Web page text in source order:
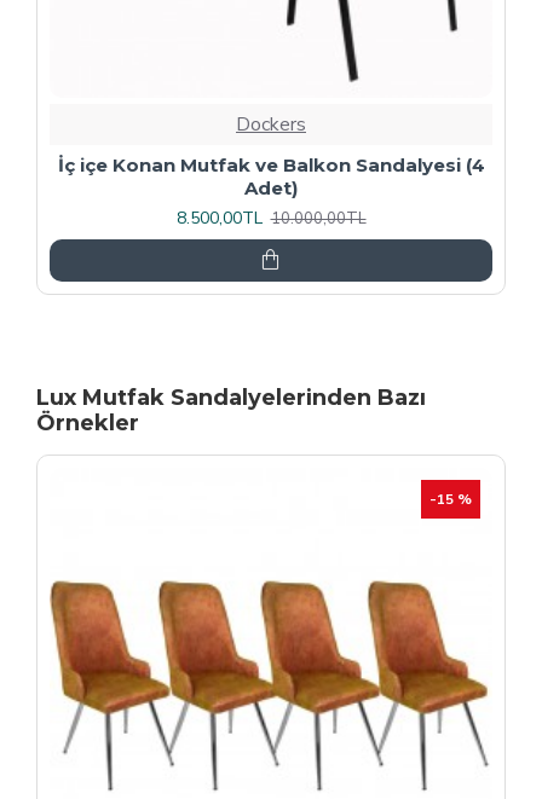
Dockers
Kapitoneli Sandalye (Deri) (4 Adet) - Yeşil
9.600,00TL 12.000,00TL
Lux Mutfak Sandalyelerinden Bazı
Örnekler
YENI
İHRAÇ FAZLASI
-20 %